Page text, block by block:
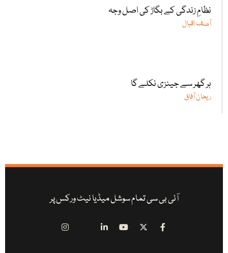
نظامِ زندگی کے بگاڑ کی اصل وجہ
آصف اقبال
ہر گھر سے جینزی نکلے گا
ریحان آفاق
آئی بی سی تمام سوشل میڈیا نیٹ ورکس پر